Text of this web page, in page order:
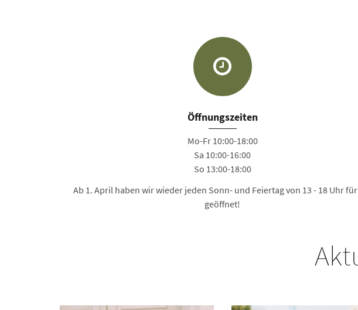
Öffnungszeiten
Mo-Fr 10:00-18:00
Sa 10:00-16:00
So 13:00-18:00
Ab 1. April haben wir wieder jeden Sonn- und Feiertag von 13 - 18 Uhr
geöffnet!